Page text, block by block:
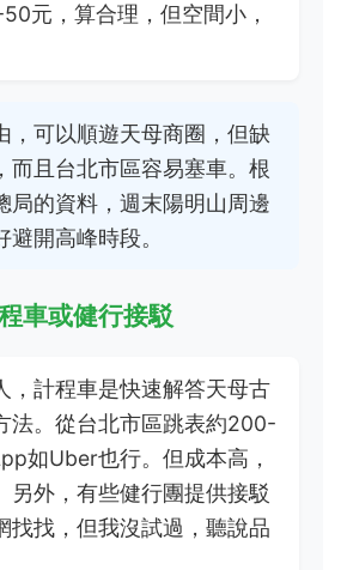
元，算合理，但空間小，
，可以順遊天母商圈，但缺
而且台北市區容易塞車。根
局的資料，週末陽明山周邊
開高峰時段。
車或健行接駁
，計程車是快速解答天母古
法。從台北市區跳表約200-
如Uber也行。但成本高，
另外，有些健行團提供接駁
找找，但我沒試過，聽說品